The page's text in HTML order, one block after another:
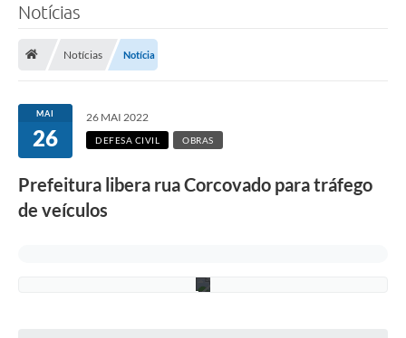
Notícias
Notícias Notícia
MAI
26
26 MAI 2022
DEFESA CIVIL OBRAS
Prefeitura libera rua Corcovado para tráfego
de veículos
d
i